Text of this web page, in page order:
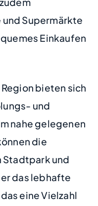
Supermärkte
Einkaufen
bieten sich
und
nahe gelegenen
die
Stadtpark und
das lebhafte
eine Vielzahl